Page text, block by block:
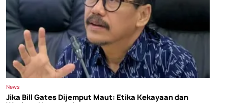
News
Jika Bill Gates Dijemput Maut: Etika Kekayaan dan